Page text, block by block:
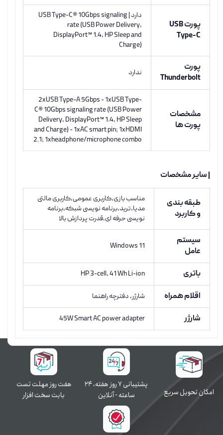
پورت USB
Type-C
دارد | USB Type-C® 10Gbps signaling
rate (USB Power Delivery,
DisplayPort™ 1.4, HP Sleep and
Charge)
پورت
Thunderbolt
ندارد
مشخصات
پورت ها
2xUSB Type-A 5Gbps - 1xUSB Type-
C® 10Gbps signaling rate (USB Power
Delivery, DisplayPort™ 1.4, HP Sleep
and Charge) - 1xAC smart pin; 1xHDMI
2.1; 1xheadphone/microphone combo
| سایر مشخصات
طبقه بندی
و کاربرد
مناسب بازی،کاربری عمومی،کاربری مالتی
مدیا،ترید،برنامه نویسی شبکه،برنامه
نویسی حرفه ای،قدرت پردازش بالا
سیستم
عامل
Windows 11
باتری HP 3-cell, 41 Wh Li-ion
اقلام همراه شارژر، دفترچه راهنما
شارژر 45W Smart AC power adapter
اﻣﮑﺎن ﺗﺤﻮﯾﻞ سریع
پشتیبانی ۷ روز ﻫﻔﺘﻪ، ۲۴
ﺳﺎﻋﺘﻪ - آنلاین
هفت روز مهلت تست
بابت سخت افزار